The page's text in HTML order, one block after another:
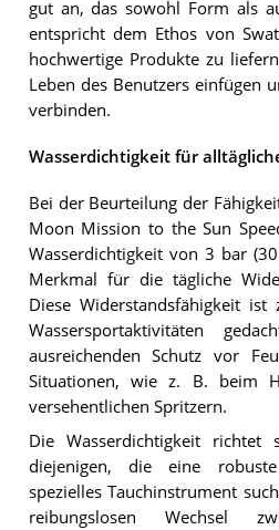
gut an, das sowohl Form als
entspricht dem Ethos von
hochwertige Produkte zu
Leben des Benutzers einfügen
verbinden.
Wasserdichtigkeit für
Bei der Beurteilung der
Moon Mission to the Sun
Wasserdichtigkeit von 3 bar
Merkmal für die tägliche
Diese Widerstandsfähigkeit
Wassersportaktivitäten
ausreichenden Schutz vor
Situationen, wie z. B. beim
versehentlichen Spritzern.
Die Wasserdichtigkeit
diejenigen, die eine
spezielles Tauchinstrument
reibungslosen Wechsel